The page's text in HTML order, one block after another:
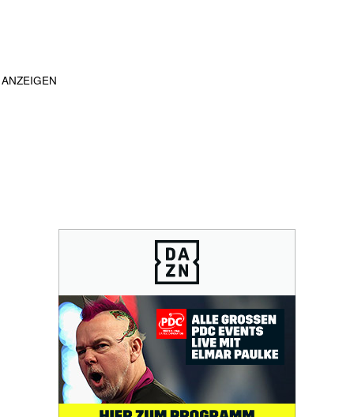
ANZEIGEN